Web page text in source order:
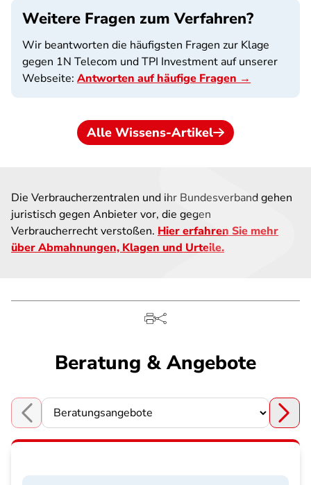
Weitere Fragen zum Verfahren?
Wir beantworten die häufigsten Fragen zur Klage
gegen 1N Telecom undTPI Investmentauf unserer
Webseite: Antworten auf häufige Fragen →
Alle Wissens-Artikel
Die Verbraucherzentralen und ihr Bundesverband gehen
juristisch gegen Anbieter vor, die gegen
Verbraucherrecht verstoßen. Hier erfahren Sie mehr
über Abmahnungen, Klagen und Urteile.
Beratung & Angebote
Choose a section